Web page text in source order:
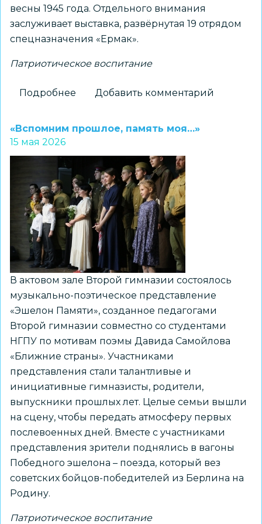
весны 1945 года. Отдельного внимания
заслуживает выставка, развёрнутая 19 отрядом
спецназначения «Ермак».
Патриотическое воспитание
Подробнее
год
спустя…»
Добавить комментарий
«Вспомним прошлое, память моя…»
15 мая 2026
В актовом зале Второй гимназии состоялось
музыкально-поэтическое представление
«Эшелон Памяти», созданное педагогами
Второй гимназии совместно со студентами
НГПУ по мотивам поэмы Давида Самойлова
«Ближние страны». Участниками
представления стали талантливые и
инициативные гимназисты, родители,
выпускники прошлых лет. Целые семьи вышли
на сцену, чтобы передать атмосферу первых
послевоенных дней. Вместе с участниками
представления зрители поднялись в вагоны
Победного эшелона – поезда, который вез
советских бойцов-победителей из Берлина на
Родину.
Патриотическое воспитание